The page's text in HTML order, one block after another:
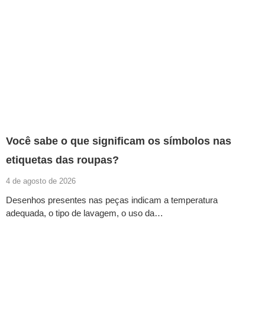
Você sabe o que significam os símbolos nas
etiquetas das roupas?
4 de agosto de 2026
Desenhos presentes nas peças indicam a temperatura
adequada, o tipo de lavagem, o uso da…